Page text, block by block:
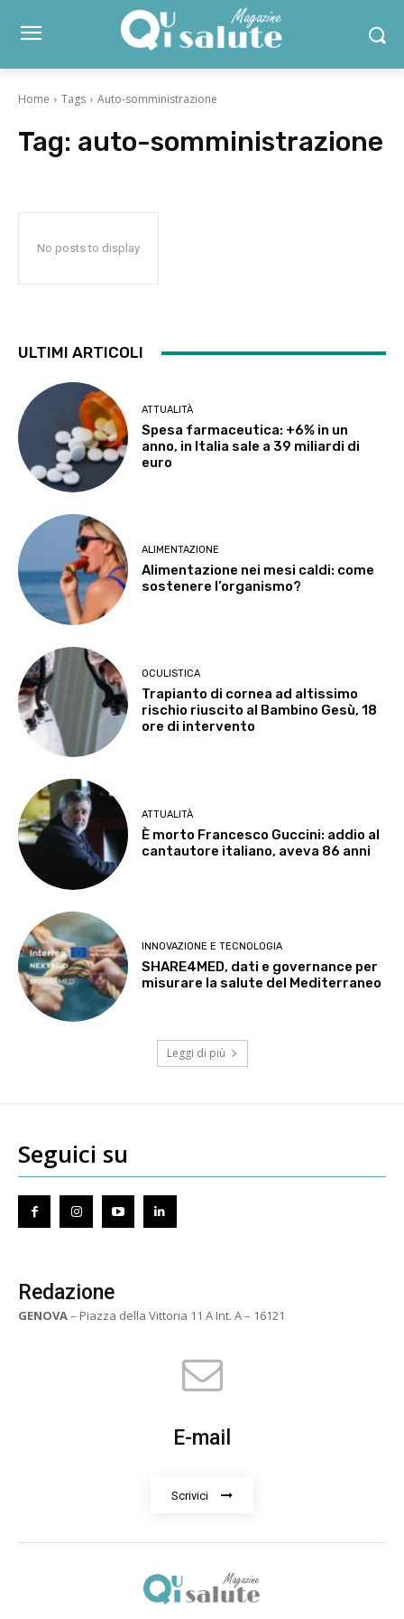
Home Tags Auto-somministrazione
Tag: auto-somministrazione
No posts to display
ULTIMI ARTICOLI
ATTUALITÀ
Spesa farmaceutica: +6% in un
anno, in Italia sale a 39 miliardi di
euro
ALIMENTAZIONE
Alimentazione nei mesi caldi: come
sostenere l’organismo?
OCULISTICA
Trapianto di cornea ad altissimo
rischio riuscito al Bambino Gesù, 18
ore di intervento
ATTUALITÀ
È morto Francesco Guccini: addio al
cantautore italiano, aveva 86 anni
INNOVAZIONE E TECNOLOGIA
SHARE4MED, dati e governance per
misurare la salute del Mediterraneo
Leggi di più
Seguici su
Redazione
GENOVA– Piazza della Vittoria 11 A Int. A – 16121
E-mail
Scrivici